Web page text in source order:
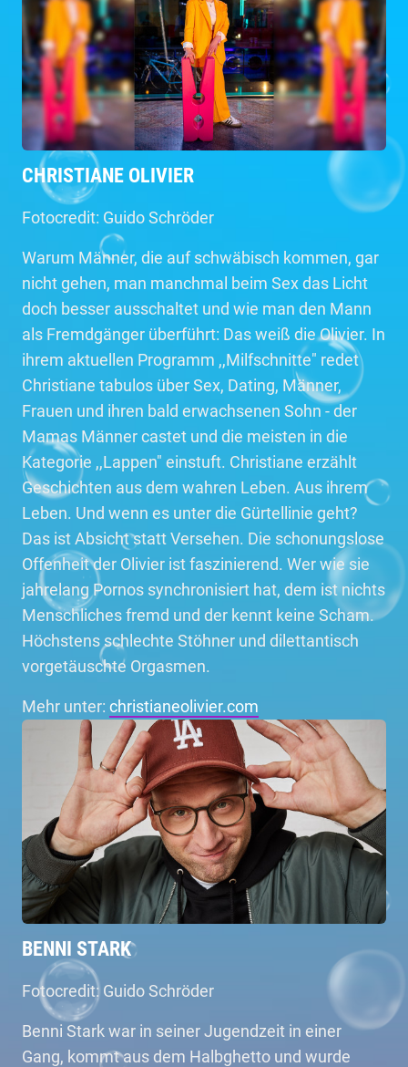
CHRISTIANE OLIVIER
Fotocredit: Guido Schröder
Warum Männer, die auf schwäbisch kommen, gar
nicht gehen, man manchmal beim Sex das Licht
doch besser ausschaltet und wie man den Mann
als Fremdgänger überführt: Das weiß die Olivier. In
ihrem aktuellen Programm ,,Milfschnitte" redet
Christiane tabulos über Sex, Dating, Männer,
Frauen und ihren bald erwachsenen Sohn - der
Mamas Männer castet und die meisten in die
Kategorie ,,Lappen" einstuft. Christiane erzählt
Geschichten aus dem wahren Leben. Aus ihrem
Leben. Und wenn es unter die Gürtellinie geht?
Das ist Absicht statt Versehen. Die schonungslose
Offenheit der Olivier ist faszinierend. Wer wie sie
jahrelang Pornos synchronisiert hat, dem ist nichts
Menschliches fremd und der kennt keine Scham.
Höchstens schlechte Stöhner und dilettantisch
vorgetäuschte Orgasmen.
Mehr unter: christianeolivier.com
BENNI STARK
Fotocredit: Guido Schröder
Benni Stark war in seiner Jugendzeit in einer
Gang, kommt aus dem Halbghetto und wurde